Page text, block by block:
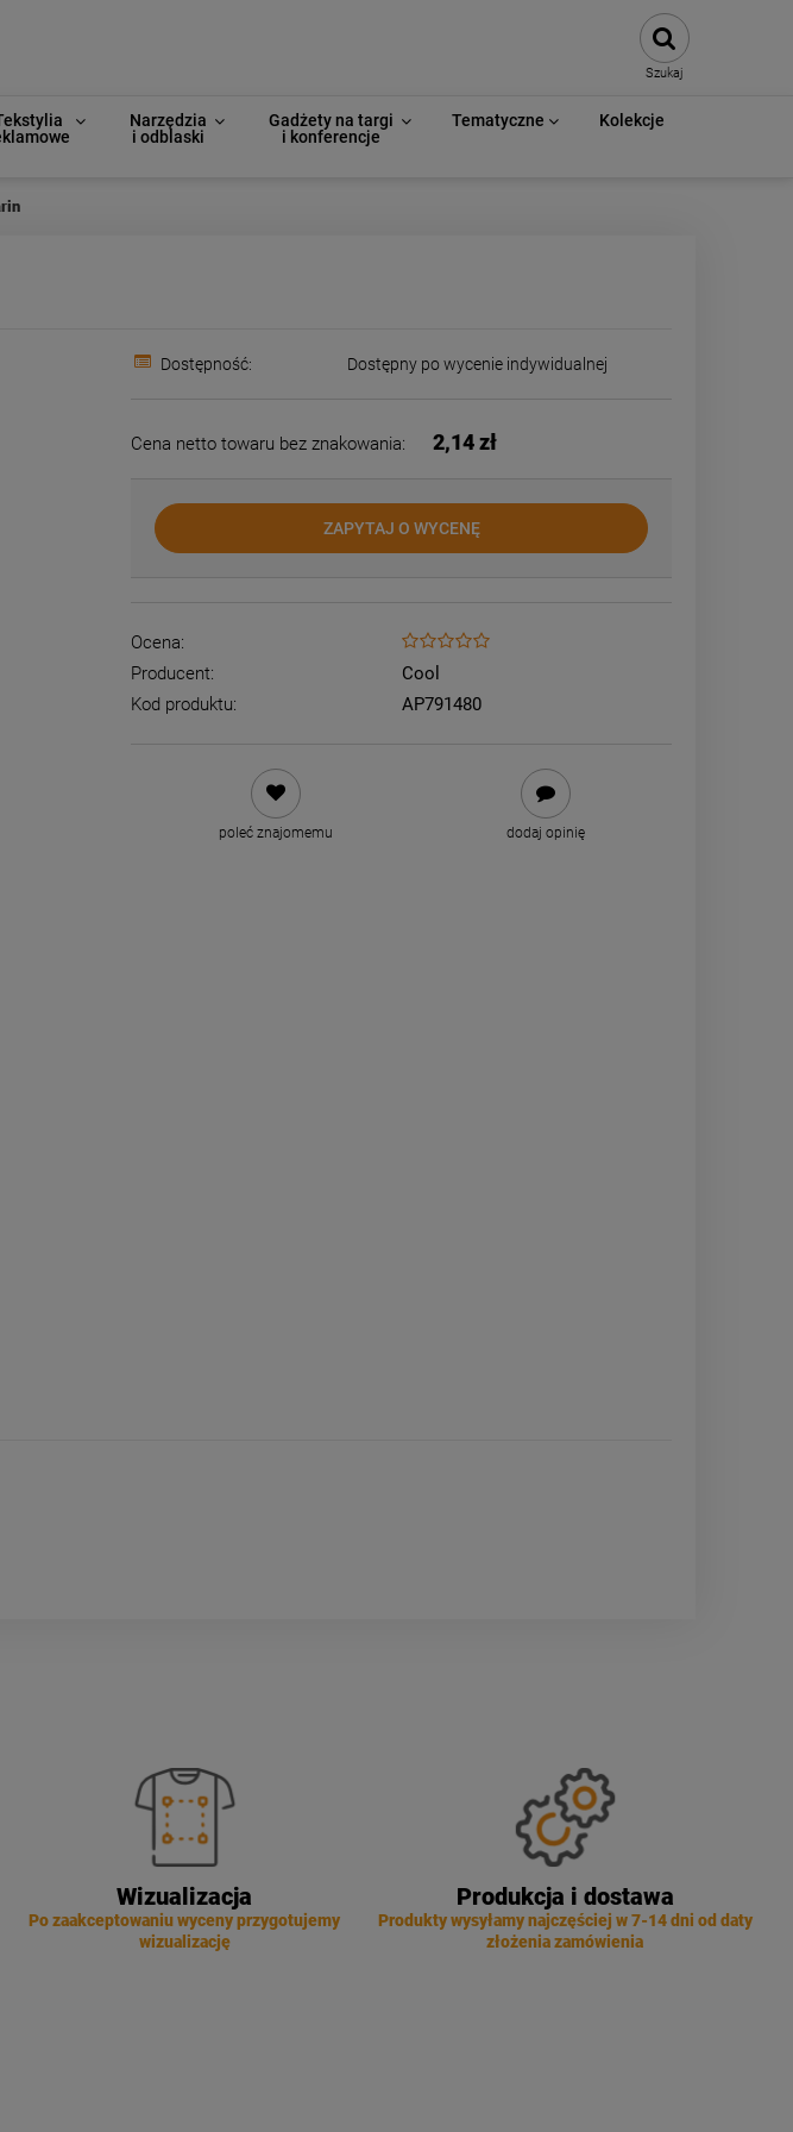
Szukaj
Narzędzia
i odblaski
Gadżety na targi
i konferencje
Tematyczne Kolekcje
Dostępność: Dostępny po wycenie indywidualnej
Cena netto towaru bez znakowania: 2,14 zł
ZAPYTAJ O WYCENĘ
Ocena:
Producent:
Cool
Kod produktu:
AP791480
poleć znajomemu dodaj opinię
Wizualizacja
Po zaakceptowaniu wyceny przygotujemy
wizualizację
Produkcja i dostawa
Produkty wysyłamy najczęściej w 7-14 dni od daty
złożenia zamówienia